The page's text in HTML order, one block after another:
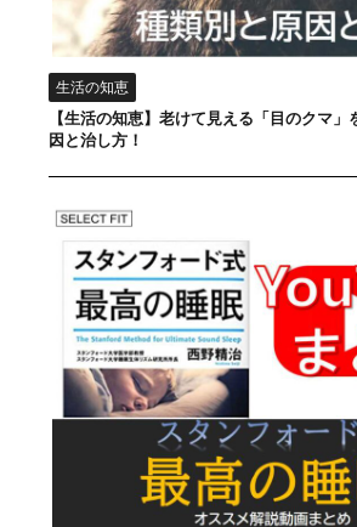
生活の知恵
【生活の知恵】老けて見える「目のクマ
因と治し方！